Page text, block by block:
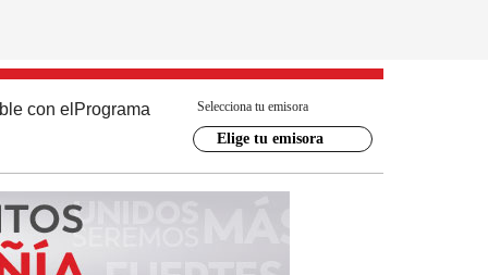
con el Programa Selecciona tu emisora
Elige tu emisora